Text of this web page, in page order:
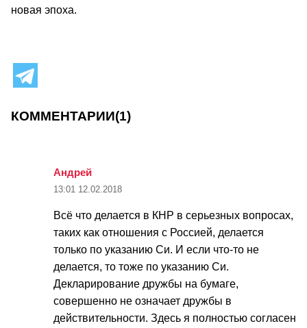
новая эпоха.
КОММЕНТАРИИ(1)
Андрей
13:01 12.02.2018
Всё что делается в КНР в серьезных вопросах,
таких как отношения с Россией, делается
только по указанию Си. И если что-то не
делается, то тоже по указанию Си.
Декларирование дружбы на бумаге,
совершенно не означает дружбы в
действительности. Здесь я полностью согласен